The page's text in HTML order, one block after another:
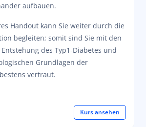
aufbauen.
Handout kann Sie weiter durch die
begleiten; somit sind Sie mit den
des Typ1-Diabetes und
Grundlagen der
vertraut.
Kurs ansehen